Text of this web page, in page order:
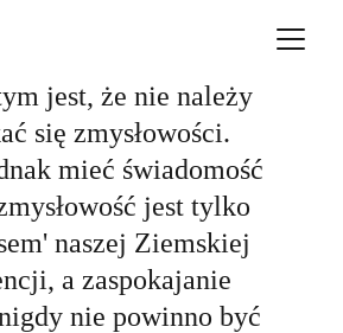
jest, że nie należy
się zmysłowości.
mieć świadomość
jest tylko
naszej Ziemskiej
a zaspokajanie
nie powinno być